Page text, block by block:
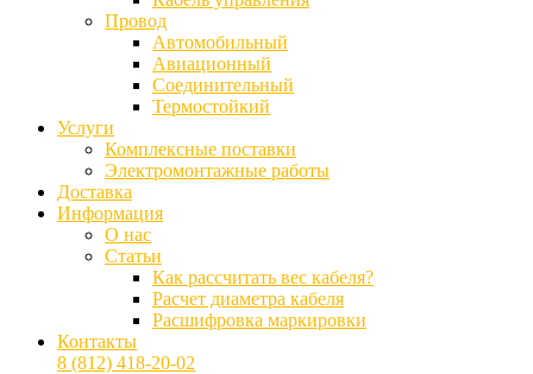
Провод
Автомобильный
Авиационный
Соединительный
Термостойкий
Услуги
Комплексные поставки
Электромонтажные работы
Доставка
Информация
О нас
Статьи
Как рассчитать вес кабеля?
Расчет диаметра кабеля
Расшифровка маркировки
Контакты
8 (812) 418-20-02